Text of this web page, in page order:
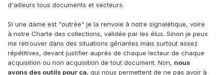
d'ailleurs tous documents et secteurs.
Si une dame est "outrée" je la renvoie à notre signalétique, voire
à notre Charte des collections, validée par les élus. Sinon je peux
me retrouver dans des situations gênantes mais surtout assez
répétitives, devant justifier auprès de chaque lecteur de chaque
acquisition ou non acquisition de tout document. Non, nous
avons des outils pour ça, qui nous permettent de ne pas avoir à